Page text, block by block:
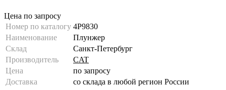
Цена по запросу
Номер по каталогу 4P9830
Наименование
Плунжер
Склад
Санкт-Петербург
Производитель
CAT
Цена
по запросу
Доставка
со склада в любой регион России